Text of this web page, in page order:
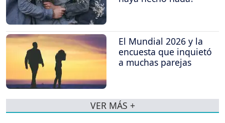
El Mundial 2026 y la
encuesta que inquietó
a muchas parejas
VER MÁS +